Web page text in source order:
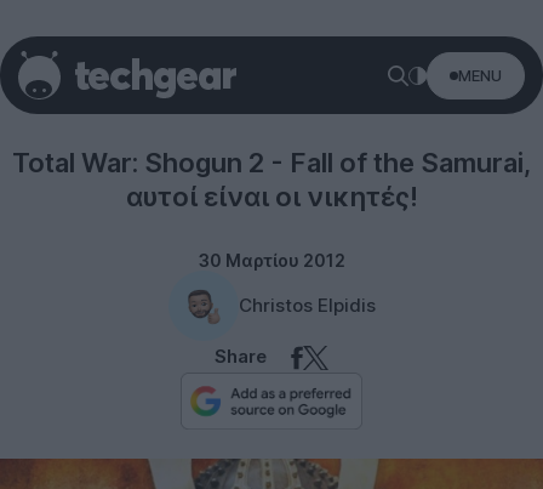
MENU
Total War: Shogun 2 - Fall of the Samurai,
αυτοί είναι οι νικητές!
30 Μαρτίου 2012
Christos Elpidis
Share